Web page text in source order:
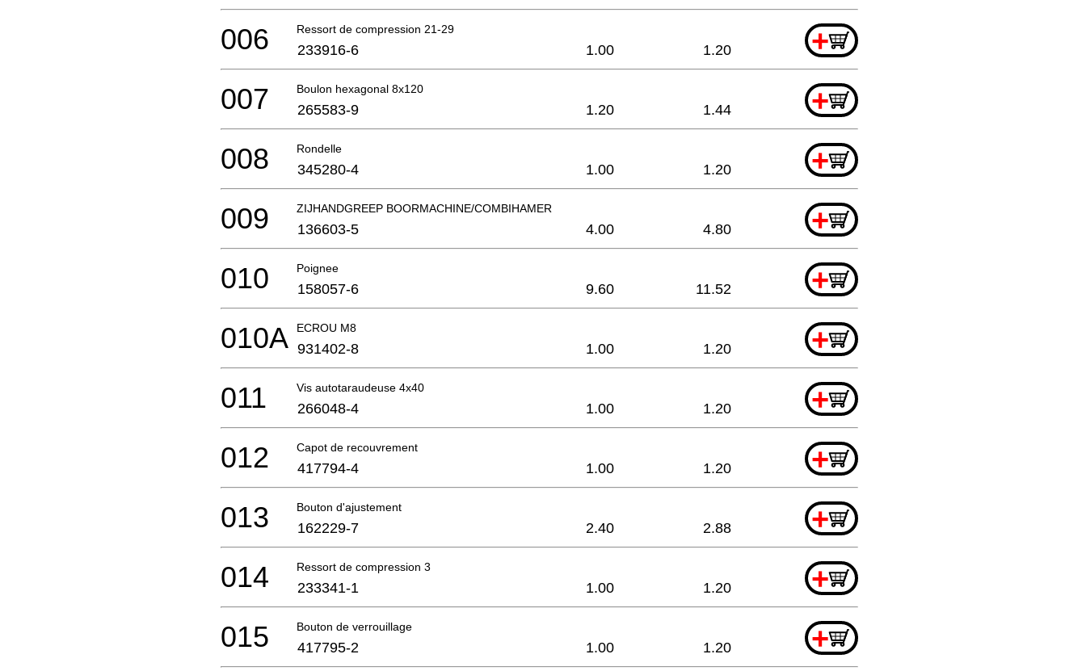
Ressort de compression 21-29 +
006 233916-6 1.00 1.20
Boulon hexagonal 8x120 +
007 265583-9 1.20 1.44
Rondelle +
008 345280-4 1.00 1.20
ZIJHANDGREEP BOORMACHINE/COMBIHAMER +
009 136603-5 4.00 4.80
Poignee +
010 158057-6 9.60 11.52
ECROU M8 +
010A 931402-8 1.00 1.20
Vis autotaraudeuse 4x40 +
011 266048-4 1.00 1.20
Capot de recouvrement +
012 417794-4 1.00 1.20
Bouton d'ajustement +
013 162229-7 2.40 2.88
Ressort de compression 3 +
014 233341-1 1.00 1.20
Bouton de verrouillage +
015 417795-2 1.00 1.20